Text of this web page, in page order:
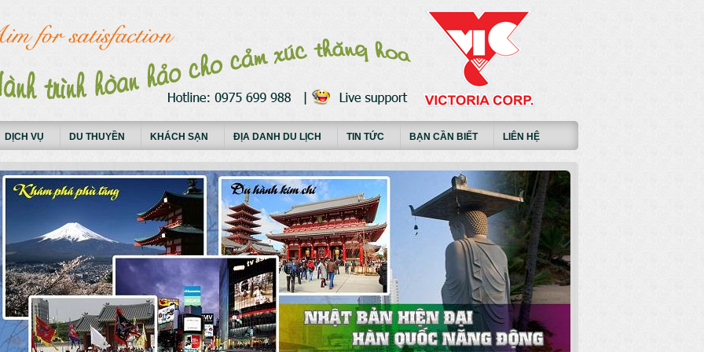
DỊCH VỤ DU THUYỀN KHÁCH SẠN ĐỊA DANH DU LỊCH TIN TỨC BẠN CẦN BIẾT LIÊN HỆ